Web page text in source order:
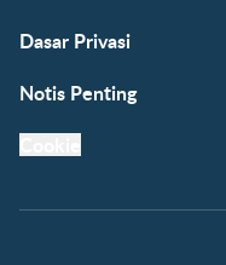
Dasar Privasi
Notis Penting